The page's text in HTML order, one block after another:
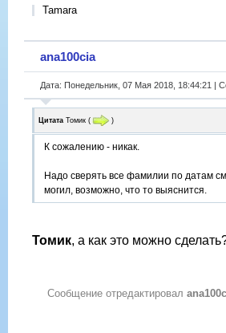
Tamara
ana100cia
Дата: Понедельник, 07 Мая 2018, 18:44:21 |
Цитата Томик ( )
К сожалению - никак.
Надо сверять все фамилии по датам
могил, возможно, что то выяснится.
Томик, а как это можно
Сообщение отредактировал